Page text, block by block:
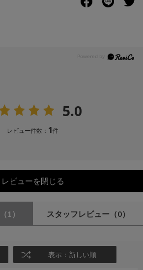
5.0
レビュー件数： 1件
レビューを閉じる
（1） スタッフレビュー （0）
表示：新しい順